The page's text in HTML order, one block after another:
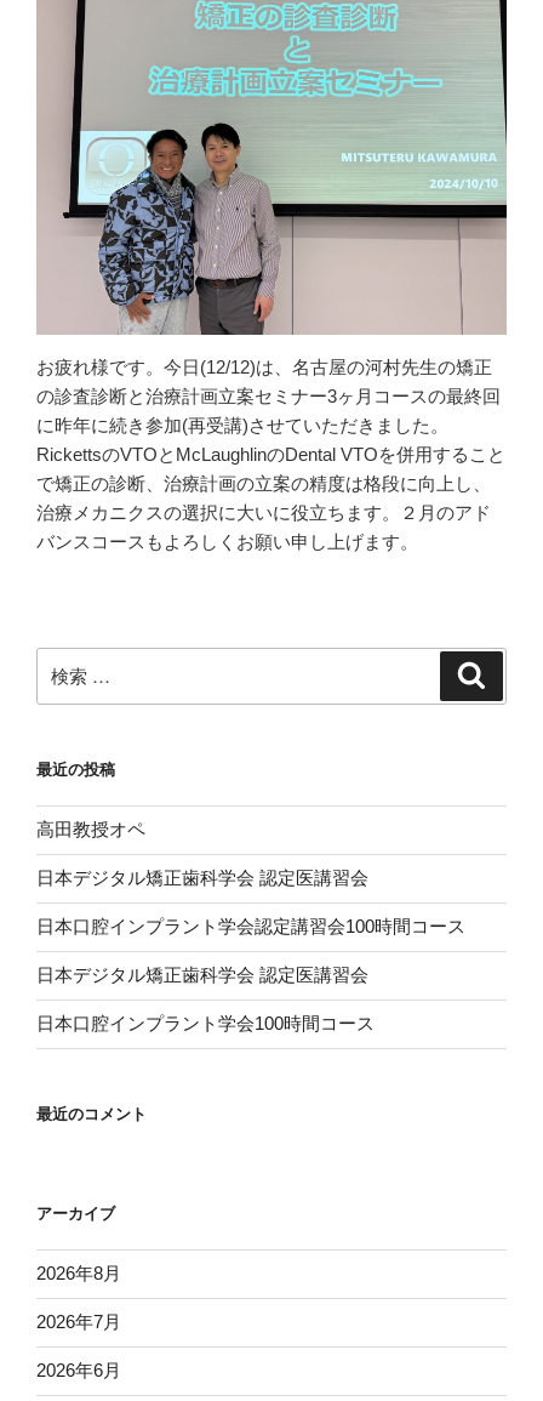
お疲れ様です。今日(12/12)は、名古屋の河村先生の矯正
の診査診断と治療計画立案セミナー3ヶ月コースの最終回
に昨年に続き参加(再受講)させていただきました。
RickettsのVTOとMcLaughlinのDental VTOを併用すること
で矯正の診断、治療計画の立案の精度は格段に向上し、
治療メカニクスの選択に大いに役立ちます。２月のアド
バンスコースもよろしくお願い申し上げます。
索:
最近の投稿
高田教授オペ
日本デジタル矯正歯科学会 認定医講習会
日本口腔インプラント学会認定講習会100時間コース
日本デジタル矯正歯科学会 認定医講習会
日本口腔インプラント学会100時間コース
最近のコメント
アーカイブ
2026年8月
2026年7月
2026年6月